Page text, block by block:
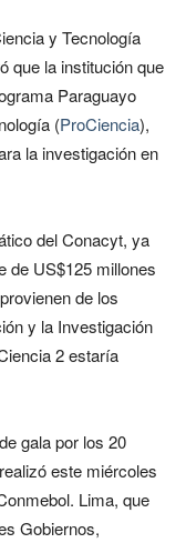
y Tecnología
que la institución que
Paraguayo
(ProCiencia),
la investigación en
del Conacyt, ya
de US$125 millones
de los
y la Investigación
2 estaría
gala por los 20
este miércoles
Lima, que
Gobiernos,